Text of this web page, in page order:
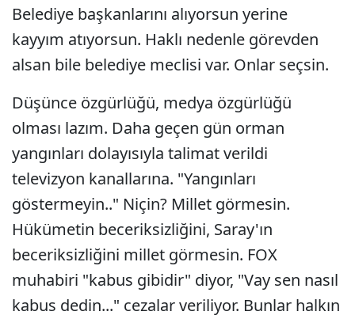
Belediye başkanlarını alıyorsun yerine
kayyım atıyorsun. Haklı nedenle görevden
alsan bile belediye meclisi var. Onlar seçsin.
Düşünce özgürlüğü, medya özgürlüğü
olması lazım. Daha geçen gün orman
yangınları dolayısıyla talimat verildi
televizyon kanallarına. "Yangınları
göstermeyin.." Niçin? Millet görmesin.
Hükümetin beceriksizliğini, Saray'ın
beceriksizliğini millet görmesin. FOX
muhabiri "kabus gibidir" diyor, "Vay sen nasıl
kabus dedin..." cezalar veriliyor. Bunlar halkın